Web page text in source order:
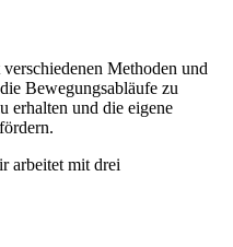
Methoden und
Bewegungsabläufe zu
erhalten und die eigene
arbeitet mit drei